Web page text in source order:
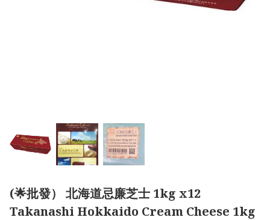
(🌟批發） 北海道忌廉芝士 1kg x12
Takanashi Hokkaido Cream Cheese 1kg